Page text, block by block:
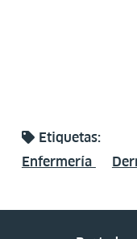
Etiquetas:
Enfermería